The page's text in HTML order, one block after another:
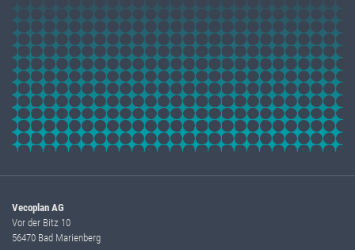
Vecoplan AG
Vor der Bitz 10
56470 Bad Marienberg